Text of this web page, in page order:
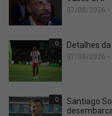
07/08/2026 •
0 Detalhes
07/08/2026 •
0
Santiago